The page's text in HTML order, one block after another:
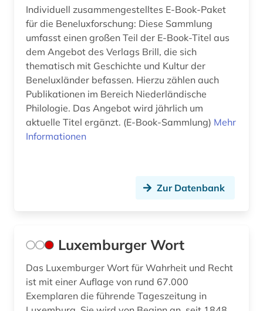
Individuell zusammengestelltes E-Book-Paket
für die Beneluxforschung: Diese Sammlung
umfasst einen großen Teil der E-Book-Titel aus
dem Angebot des Verlags Brill, die sich
thematisch mit Geschichte und Kultur der
Beneluxländer befassen. Hierzu zählen auch
Publikationen im Bereich Niederländische
Philologie. Das Angebot wird jährlich um
aktuelle Titel ergänzt. (E-Book-Sammlung) Mehr
Informationen
Zur Datenbank
Luxemburger Wort
Das Luxemburger Wort für Wahrheit und Recht
ist mit einer Auflage von rund 67.000
Exemplaren die führende Tageszeitung in